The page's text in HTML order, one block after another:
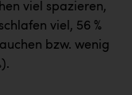
viel spazieren,
viel, 56 %
bzw. wenig